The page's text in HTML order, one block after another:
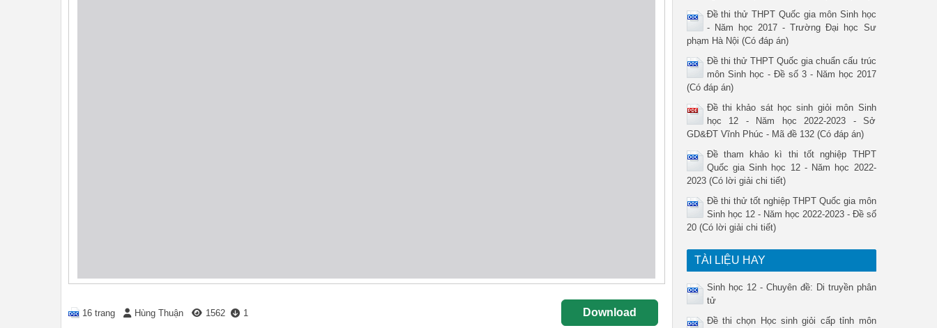
16 trang Hùng Thuận 1562 1 Download
Đề thi thử THPT Quốc gia môn Sinh học
- Năm học 2017 - Trường Đại học Sư
phạm Hà Nội (Có đáp án)
Đề thi thử THPT Quốc gia chuẩn cấu trúc
môn Sinh học - Đề số 3 - Năm học 2017
(Có đáp án)
Đề thi khảo sát học sinh giỏi môn Sinh
học 12 - Năm học 2022-2023 - Sở
GD&ĐT Vĩnh Phúc - Mã đề 132 (Có đáp án)
Đề tham khảo kì thi tốt nghiệp THPT
Quốc gia Sinh học 12 - Năm học 2022-
2023 (Có lời giải chi tiết)
Đề thi thử tốt nghiệp THPT Quốc gia môn
Sinh học 12 - Năm học 2022-2023 - Đề số
20 (Có lời giải chi tiết)
TÀI LIỆU HAY
Sinh học 12 - Chuyên đề: Di truyền phân
tử
Đề thi chọn Học sinh giỏi cấp tỉnh môn